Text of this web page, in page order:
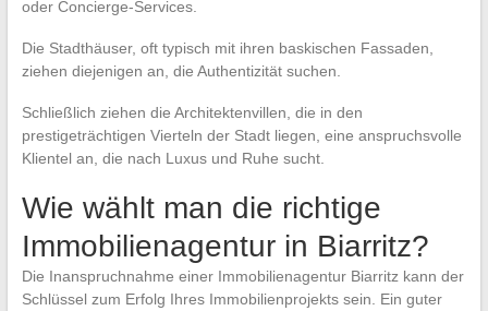
oder Concierge-Services.
Die Stadthäuser, oft typisch mit ihren baskischen Fassaden,
ziehen diejenigen an, die Authentizität suchen.
Schließlich ziehen die Architektenvillen, die in den
prestigeträchtigen Vierteln der Stadt liegen, eine anspruchsvolle
Klientel an, die nach Luxus und Ruhe sucht.
Wie wählt man die richtige
Immobilienagentur in Biarritz?
Die Inanspruchnahme einer Immobilienagentur Biarritz kann der
Schlüssel zum Erfolg Ihres Immobilienprojekts sein. Ein guter